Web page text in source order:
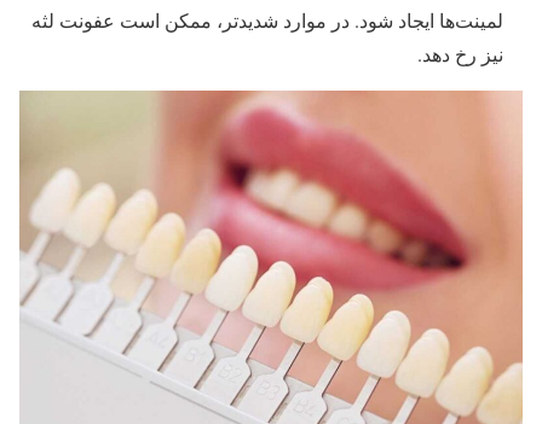
لمینت‌ها ایجاد شود. در موارد شدیدتر، ممکن است عفونت لثه
نیز رخ دهد.